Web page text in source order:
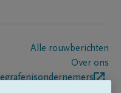
Alle rouwberichten
Over ons